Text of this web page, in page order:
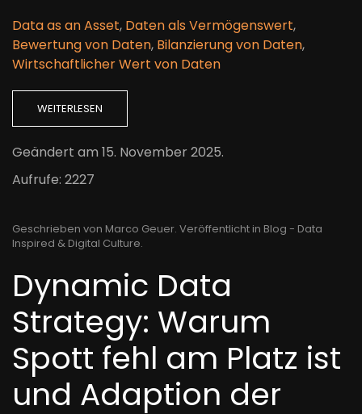
Data as an Asset, Daten als Vermögenswert,
Bewertung von Daten, Bilanzierung von Daten,
Wirtschaftlicher Wert von Daten
WEITERLESEN
Geändert am 15. November 2025.
Aufrufe: 2227
Geschrieben von Marco Geuer. Veröffentlicht in Blog - Data
Inspired & Digital Culture.
Dynamic Data
Strategy: Warum
Spott fehl am Platz ist
und Adaption der